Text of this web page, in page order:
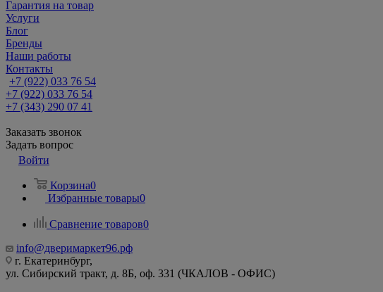
Гарантия на товар
Услуги
Блог
Бренды
Наши работы
Контакты
+7 (922) 033 76 54
+7 (922) 033 76 54
+7 (343) 290 07 41
Заказать звонок
Задать вопрос
Войти
Корзина0
Избранные товары0
Сравнение товаров0
info@дверимаркет96.рф
г. Екатеринбург,
ул. Сибирский тракт, д. 8Б, оф. 331 (ЧКАЛОВ - ОФИС)